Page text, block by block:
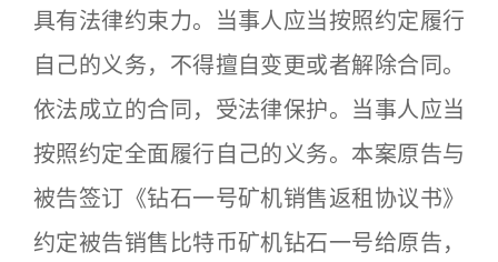
具有法律约束力。当事人应当按照约定履行
自己的义务，不得擅自变更或者解除合同。
依法成立的合同，受法律保护。当事人应当
按照约定全面履行自己的义务。本案原告与
被告签订《钻石一号矿机销售返租协议书》
约定被告销售比特币矿机钻石一号给原告，